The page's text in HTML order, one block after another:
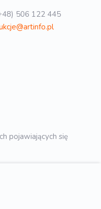
506 122 445
pojawiających się